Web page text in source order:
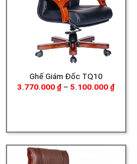
Ghế Giám Đốc TQ10
3.770.000 ₫ – 5.100.000 ₫Khoảng